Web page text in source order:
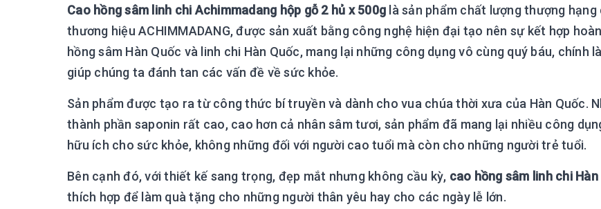
Cao hồng sâm linh chi Achimmadang hộp gỗ 2 hủ x 500g là sản phẩm chất lượng thượng hạng
thương hiệu ACHIMMADANG, được sản xuất bằng công nghệ hiện đại tạo nên sự kết hợp
hồng sâm Hàn Quốc và linh chi Hàn Quốc, mang lại những công dụng vô cùng quý báu, chính
giúp chúng ta đánh tan các vấn đề về sức khỏe.
Sản phẩm được tạo ra từ công thức bí truyền và dành cho vua chúa thời xưa của Hàn Quốc.
thành phần saponin rất cao, cao hơn cả nhân sâm tươi, sản phẩm đã mang lại nhiều công
hữu ích cho sức khỏe, không những đối với người cao tuổi mà còn cho những người trẻ tuổi.
Bên cạnh đó, với thiết kế sang trọng, đẹp mắt nhưng không cầu kỳ, cao hồng sâm linh chi
thích hợp để làm quà tặng cho những người thân yêu hay cho các ngày lễ lớn.